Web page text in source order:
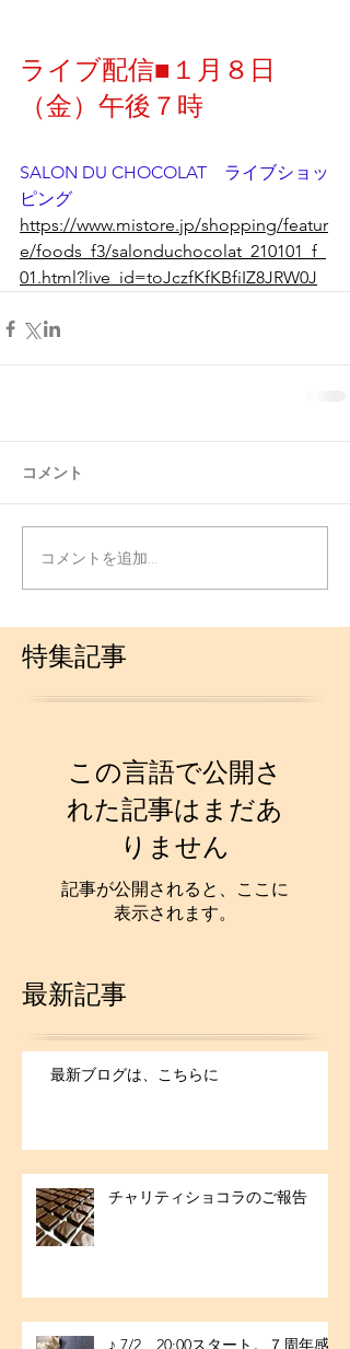
ライブ配信■１月８日
（金）午後７時
SALON DU CHOCOLAT　ライブショッ
ピング
https://www.mistore.jp/shopping/featur
e/foods_f3/salonduchocolat_210101_f_
01.html?live_id=toJczfKfKBfiIZ8JRW0J
コメント
コメントを追加…
特集記事
この言語で公開さ
れた記事はまだあ
りません
記事が公開されると、ここに
表示されます。
最新記事
最新ブログは、こちらに
チャリティショコラのご報告
♪ 7/2 20:00スタート。７周年感